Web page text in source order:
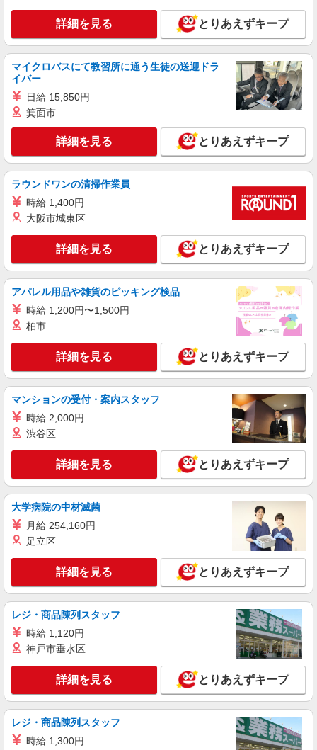
詳細を見る とりあえずキープ
マイクロバスにて教習所に通う生徒の送迎ドラ
イバー
日給 15,850円
箕面市
詳細を見る とりあえずキープ
ラウンドワンの清掃作業員
時給 1,400円
大阪市城東区
詳細を見る とりあえずキープ
アパレル用品や雑貨のピッキング検品
時給 1,200円〜1,500円
柏市
詳細を見る とりあえずキープ
マンションの受付・案内スタッフ
時給 2,000円
渋谷区
詳細を見る とりあえずキープ
大学病院の中材滅菌
月給 254,160円
足立区
詳細を見る とりあえずキープ
レジ・商品陳列スタッフ
時給 1,120円
神戸市垂水区
詳細を見る とりあえずキープ
レジ・商品陳列スタッフ
時給 1,300円